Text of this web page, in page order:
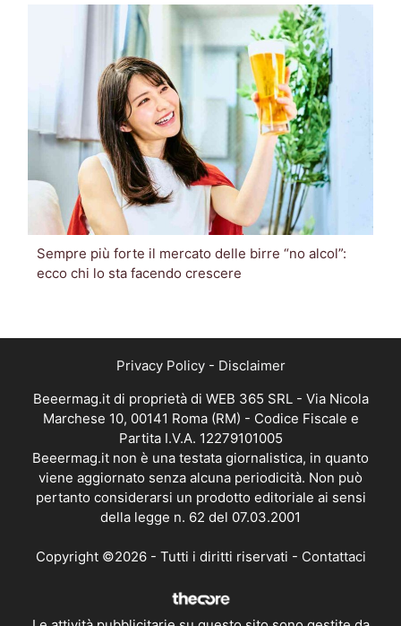
Sempre più forte il mercato delle birre “no alcol”:
ecco chi lo sta facendo crescere
Privacy Policy- Disclaimer
Beeermag.it di proprietà di WEB 365 SRL - Via Nicola
Marchese 10, 00141 Roma (RM) - Codice Fiscale e
Partita I.V.A. 12279101005
Beeermag.it non è una testata giornalistica, in quanto
viene aggiornato senza alcuna periodicità. Non può
pertanto considerarsi un prodotto editoriale ai sensi
della legge n. 62 del 07.03.2001
Copyright ©2026 - Tutti i diritti riservati - Contattaci